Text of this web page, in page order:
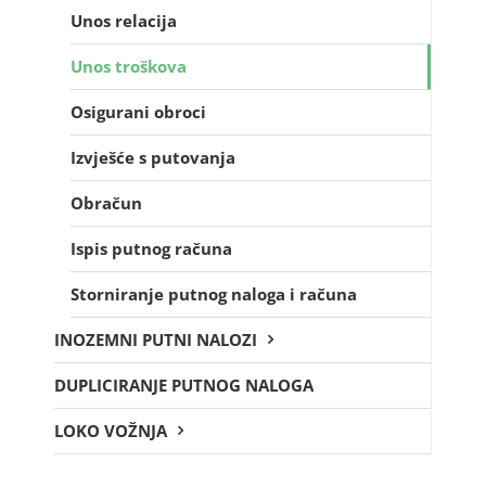
Unos relacija
Unos troškova
Osigurani obroci
Izvješće s putovanja
Obračun
Ispis putnog računa
Storniranje putnog naloga i računa
INOZEMNI PUTNI NALOZI
DUPLICIRANJE PUTNOG NALOGA
LOKO VOŽNJA